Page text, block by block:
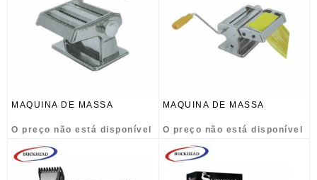
MAQUINA DE MASSA
O preço não está disponível
MAQUINA DE MASSA
O preço não está disponível